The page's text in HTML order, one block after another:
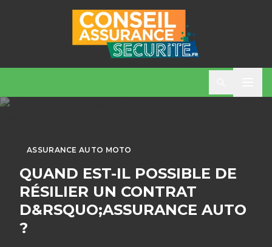
ASSURANCE AUTO MOTO
QUAND EST-IL POSSIBLE DE
RÉSILIER UN CONTRAT
D&RSQUO;ASSURANCE AUTO
?